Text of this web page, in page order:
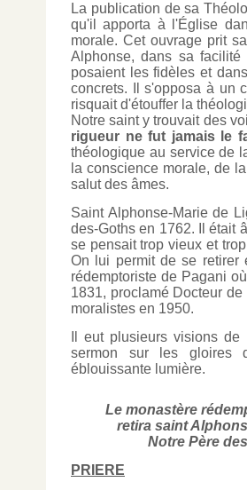
La publication de sa
qu'il apporta à l'Église
morale. Cet ouvrage prit
Alphonse, dans sa
posaient les fidèles et
concrets. Il s'opposa à un
risquait d'étouffer la
Notre saint y trouvait des
rigueur ne fut jamais le
théologique au service de
la conscience morale, de
salut des âmes.
Saint Alphonse-Marie de
des-Goths en 1762. Il était
se pensait trop vieux et
On lui permit de se retirer
rédemptoriste de Pagani
1831, proclamé Docteur
moralistes en 1950.
Il eut plusieurs visions
sermon sur les gloires
éblouissante lumière.
Le monastère
retira saint
Notre Père
PRIERE